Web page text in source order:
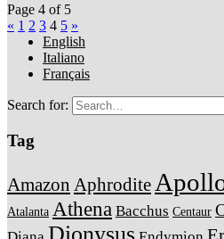
Page 4 of 5
« 1 2 3 4 5 »
English
Italiano
Français
Search for:
Tag
Amazon Aphrodite
Atalanta Athena Bacchus Centaur